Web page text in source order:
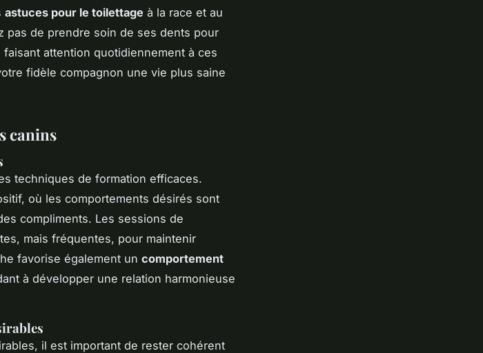
astuces pour le toilettage à la race et au
de prendre soin de ses dents pour
attention quotidiennement à ces
fidèle compagnon une vie plus saine
canins
techniques de formation efficaces.
où les comportements désirés sont
compliments. Les sessions de
mais fréquentes, pour maintenir
favorise également un comportement
à développer une relation harmonieuse
il est important de rester cohérent